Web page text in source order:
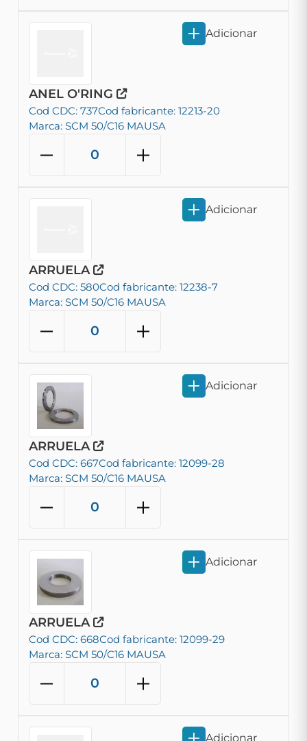
ANEL O'RING
Cod CDC: 737Cod fabricante: 12213-20
Marca: SCM 50/C16 MAUSA
Adicionar
ARRUELA
Cod CDC: 580Cod fabricante: 12238-7
Marca: SCM 50/C16 MAUSA
Adicionar
ARRUELA
Cod CDC: 667Cod fabricante: 12099-28
Marca: SCM 50/C16 MAUSA
Adicionar
ARRUELA
Cod CDC: 668Cod fabricante: 12099-29
Marca: SCM 50/C16 MAUSA
Adicionar
Adicionar